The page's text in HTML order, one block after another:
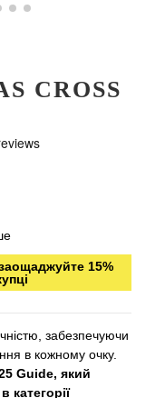
CROSS
15%
забезпечуючи
в кожному очку.
Guide, який
категорії